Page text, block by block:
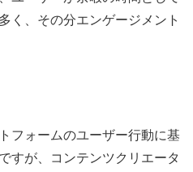
く、その分エンゲージメント
フォームのユーザー行動に基
すが、コンテンツクリエータ